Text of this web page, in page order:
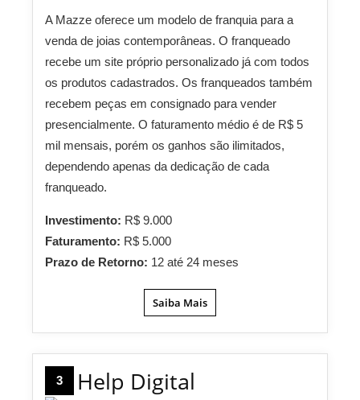
A Mazze oferece um modelo de franquia para a
venda de joias contemporâneas. O franqueado
recebe um site próprio personalizado já com todos
os produtos cadastrados. Os franqueados também
recebem peças em consignado para vender
presencialmente. O faturamento médio é de R$ 5
mil mensais, porém os ganhos são ilimitados,
dependendo apenas da dedicação de cada
franqueado.
Investimento: R$ 9.000
Faturamento: R$ 5.000
Prazo de Retorno: 12 até 24 meses
Saiba Mais
3 Help Digital